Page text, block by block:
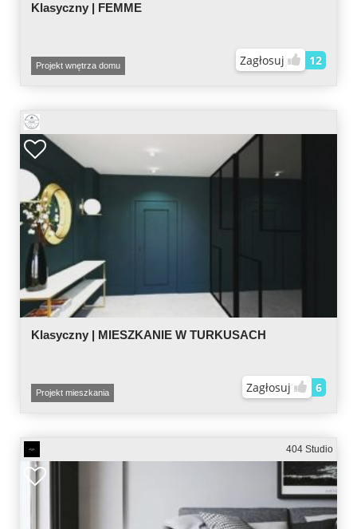
Klasyczny | FEMME
Projekt wnętrza domu Zagłosuj 12
Klasyczny | MIESZKANIE W TURKUSACH
Projekt mieszkania Zagłosuj 6
404 Studio